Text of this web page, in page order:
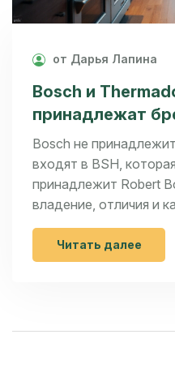
от Дарья Лапина
Bosch и
принадлежат
связаны в 2025
Bosch не
входят в BSH,
принадлежит Robert
владение, отличия и
Читать далее